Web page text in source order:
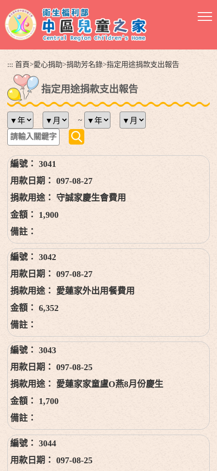
到
主
::: 首頁>愛心捐助>捐助芳名錄>指定用途捐款支出報告
指定用途捐款支出報告
~
3041
097-08-27
守誠家慶生會費用
1,900
3042
097-08-27
愛蓮家外出用餐費用
6,352
3043
097-08-25
愛蓮家家童盧O燕8月份慶生
1,700
3044
097-08-25